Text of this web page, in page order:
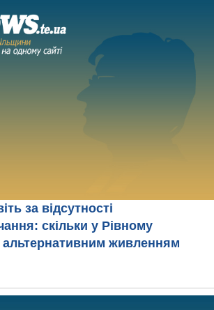
за відсутності
скільки у Рівному
альтернативним живленням